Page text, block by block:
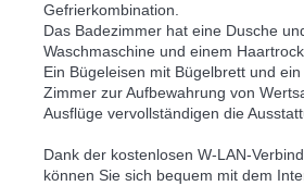
Gefrierkombination.
Das Badezimmer hat eine Dusche
Waschmaschine und einem
Ein Bügeleisen mit Bügelbrett und
Zimmer zur Aufbewahrung von
Ausflüge vervollständigen die
Dank der kostenlosen W-LAN-
können Sie sich bequem mit dem